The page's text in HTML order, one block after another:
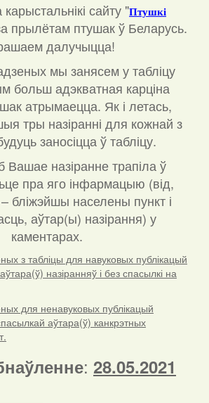
сайту "Птушкі
прылётам птушак ў Беларусь.
далучыцца!
мы занясем у табліцу
больш адэкватная карціна
атрымаецца. Як і летась,
тры назіранні для кожнай з
заносіцца ў табліцу.
Вашае назіранне трапіла ў
пра яго інфармацыю (від,
бліжэйшы населены пункт і
аўтар(ы) назірання) у
каментарах.
з табліцы для навуковых публікацый
назіранняў і без спасылкі на
для ненавуковых публікацый
аўтара(ў) канкрэтных
: 28.05.2021